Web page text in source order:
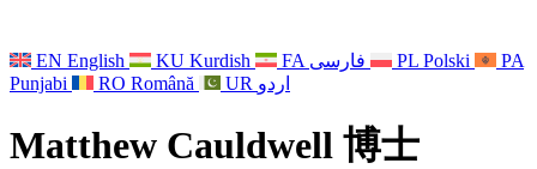
EN English KU Kurdish FA فارسی PL Polski
PA
Punjabi
RO Română UR اردو
Matthew Cauldwell 博士